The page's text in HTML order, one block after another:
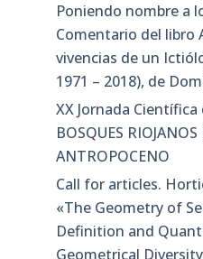
Poniendo nombre a
Comentario del libro
vivencias de un
1971 – 2018), de
XX Jornada Científica
BOSQUES RIOJANOS
ANTROPOCENO
Call for articles.
«The Geometry of
Definition and
Geometrical